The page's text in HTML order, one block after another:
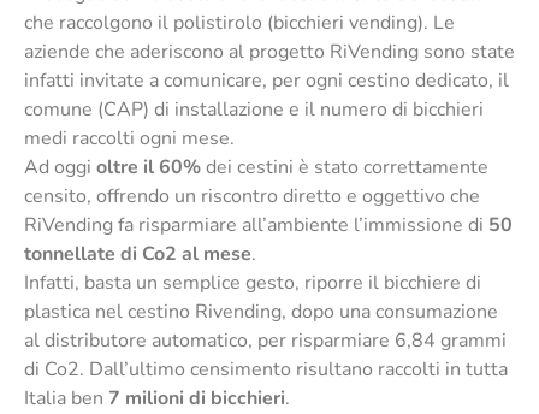
che raccolgono il polistirolo (bicchieri vending). Le
aziende che aderiscono al progetto RiVending sono state
infatti invitate a comunicare, per ogni cestino dedicato, il
comune (CAP) di installazione e il numero di bicchieri
medi raccolti ogni mese.
Ad oggi oltre il 60%dei cestini è stato correttamente
censito, offrendo un riscontro diretto e oggettivo che
RiVending fa risparmiare all’ambiente l’immissione di 50
tonnellate di Co2 al mese.
Infatti, basta un semplice gesto, riporre il bicchiere di
plastica nel cestino Rivending, dopo una consumazione
al distributore automatico, per risparmiare 6,84 grammi
di Co2. Dall’ultimo censimento risultano raccolti in tutta
Italia ben 7 milioni di bicchieri.